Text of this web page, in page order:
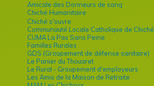
Amicale des Donneurs de sang
Chiché Humanitaire
Chiché s'ouvre
Communauté Locale Catholique de Chiché
CUMA La Pas Sans Peine
Familles Rurales
GDS (Groupement de défense sanitaire)
Le Panier du Thouaret
Le Rural - Groupement d'employeurs
Les Amis de la Maison de Retraite